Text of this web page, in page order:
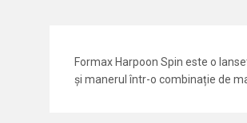
Formax Harpoon Spin este o
și manerul într-o combinație de